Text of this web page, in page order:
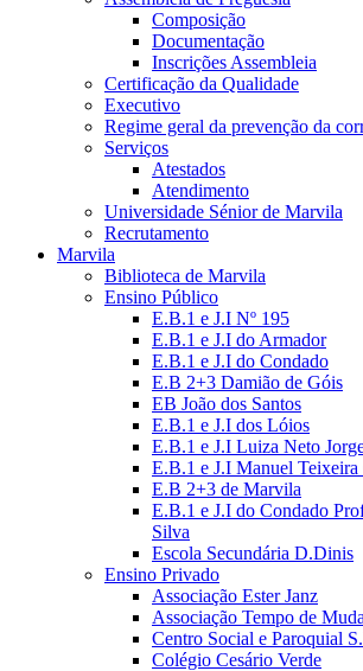
Composição
Documentação
Inscrições Assembleia
Certificação da Qualidade
Executivo
Regime geral da prevenção da
Serviços
Atestados
Atendimento
Universidade Sénior de Marvila
Recrutamento
Marvila
Biblioteca de Marvila
Ensino Público
E.B.1 e J.I Nº 195
E.B.1 e J.I do Armador
E.B.1 e J.I do Condado
E.B 2+3 Damião de Góis
EB João dos Santos
E.B.1 e J.I dos Lóios
E.B.1 e J.I Luiza Neto
E.B.1 e J.I Manuel Teixeira
E.B 2+3 de Marvila
E.B.1 e J.I do Condado
Silva
Escola Secundária D.Dinis
Ensino Privado
Associação Ester Janz
Associação Tempo de
Centro Social e Paroquial
Colégio Cesário Verde